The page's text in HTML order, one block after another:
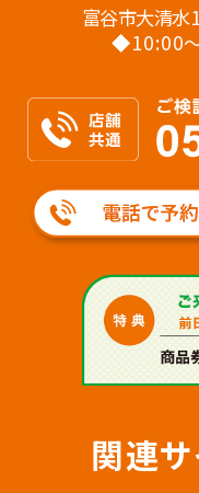
富谷市大清水
◆10:00
関連